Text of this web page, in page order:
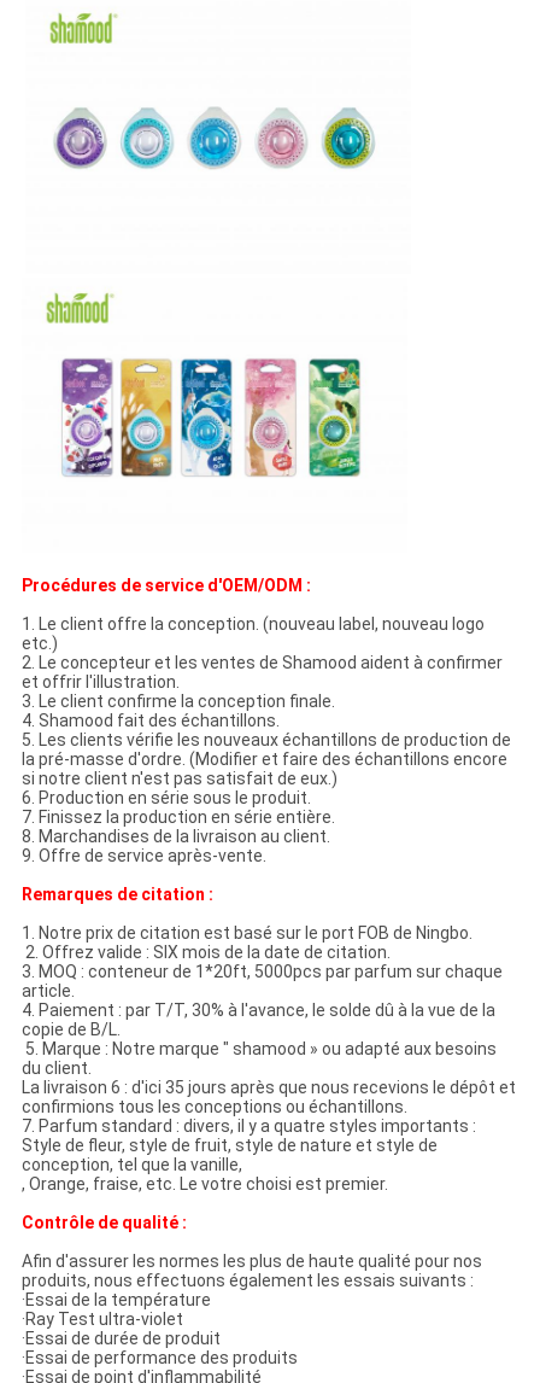
Procédures de service d'OEM/ODM :
1. Le client offre la conception. (nouveau label, nouveau logo
etc.)
2. Le concepteur et les ventes de Shamood aident à confirmer
et offrir l'illustration.
3. Le client confirme la conception finale.
4. Shamood fait des échantillons.
5. Les clients vérifie les nouveaux échantillons de production de
la pré-masse d'ordre. (Modifier et faire des échantillons encore
si notre client n'est pas satisfait de eux.)
6. Production en série sous le produit.
7. Finissez la production en série entière.
8. Marchandises de la livraison au client.
9. Offre de service après-vente.
Remarques de citation :
1. Notre prix de citation est basé sur le port FOB de Ningbo.
2. Offrez valide : SIX mois de la date de citation.
3. MOQ : conteneur de 1*20ft, 5000pcs par parfum sur chaque
article.
4. Paiement : par T/T, 30% à l'avance, le solde dû à la vue de la
copie de B/L.
5. Marque : Notre marque " shamood » ou adapté aux besoins
du client.
La livraison 6 : d'ici 35 jours après que nous recevions le dépôt et
confirmions tous les conceptions ou échantillons.
7. Parfum standard : divers, il y a quatre styles importants :
Style de fleur, style de fruit, style de nature et style de
conception, tel que la vanille,
, Orange, fraise, etc. Le votre choisi est premier.
Contrôle de qualité :
Afin d'assurer les normes les plus de haute qualité pour nos
produits, nous effectuons également les essais suivants :
·Essai de la température
·Ray Test ultra-violet
·Essai de durée de produit
·Essai de performance des produits
·Essai de point d'inflammabilité